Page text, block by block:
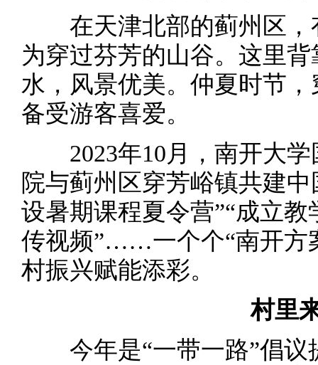
在天津北部的蓟州区，
为穿过芬芳的山谷。这里
水，风景优美。仲夏时节
备受游客喜爱。
2023年10月，南开大学
院与蓟州区穿芳峪镇共建
设暑期课程夏令营”“成立
传视频”……一个个“南开方
村振兴赋能添彩。
村里
今年是“一带一路”倡议